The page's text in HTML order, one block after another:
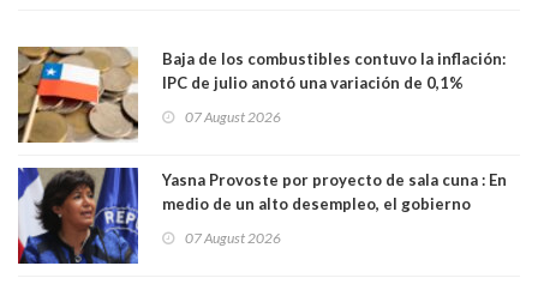
Baja de los combustibles contuvo la inflación:
IPC de julio anotó una variación de 0,1%
07 August 2026
Yasna Provoste por proyecto de sala cuna : En
medio de un alto desempleo, el gobierno
07 August 2026